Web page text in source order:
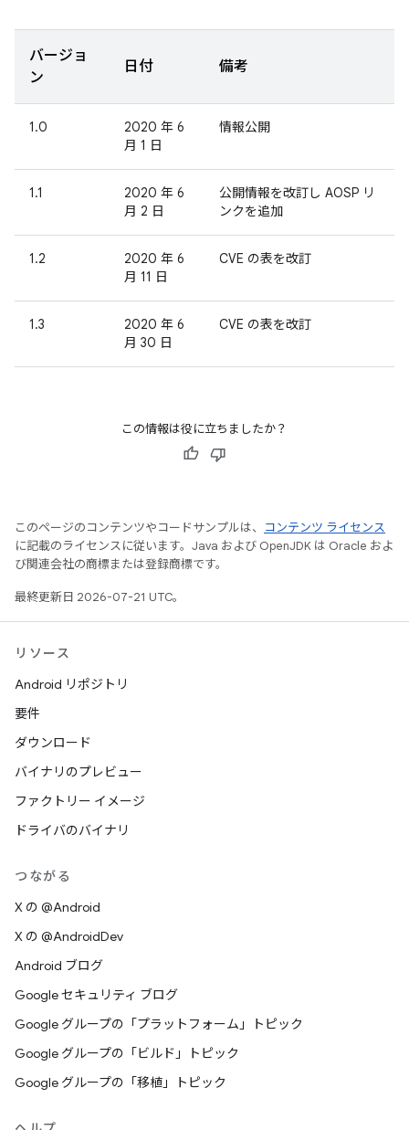
バージョ
ン
日付 備考
1.0
2020 年 6
月 1 日
情報公開
1.1
2020 年 6
月 2 日
公開情報を改訂し AOSP リ
ンクを追加
1.2
2020 年 6
月 11 日
CVE の表を改訂
1.3
2020 年 6
月 30 日
CVE の表を改訂
この情報は役に立ちましたか？
このページのコンテンツやコードサンプルは、
コンテンツ ライセンス
に記載のライセンスに従います。Java および OpenJDK は Oracle およ
び関連会社の商標または登録商標です。
最終更新日 2026-07-21 UTC。
リソース
Android リポジトリ
要件
ダウンロード
バイナリのプレビュー
ファクトリー イメージ
ドライバのバイナリ
つながる
X の @Android
X の @AndroidDev
Android ブログ
Google セキュリティ ブログ
Google グループの「プラットフォーム」トピック
Google グループの「ビルド」トピック
Google グループの「移植」トピック